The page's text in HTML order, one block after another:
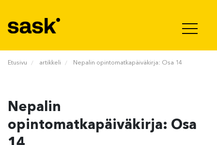
Etusivu artikkeli Nepalin opintomatkapäiväkirja: Osa 14
Nepalin
opintomatkapäiväkirja: Osa